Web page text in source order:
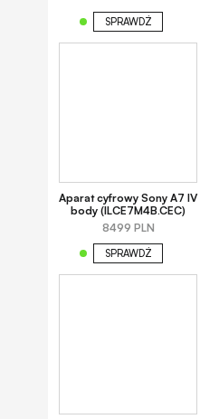
SPRAWDŹ
Aparat cyfrowy Sony A7 IV
body (ILCE7M4B.CEC)
8499 PLN
SPRAWDŹ